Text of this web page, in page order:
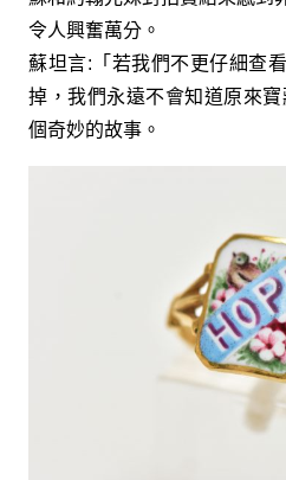
令人興奮萬分。
蘇坦言:「若我們不更仔細查
掉，我們永遠不會知道原來
個奇妙的故事。